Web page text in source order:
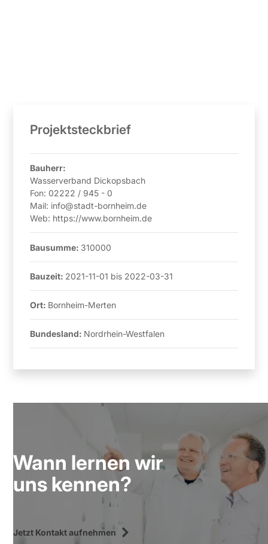
Projektsteckbrief
Bauherr:
Wasserverband Dickopsbach
Fon: 02222 / 945 - 0
Mail: info@stadt-bornheim.de
Web: https://www.bornheim.de
Bausumme: 310000
Bauzeit: 2021-11-01 bis 2022-03-31
Ort: Bornheim-Merten
Bundesland: Nordrhein-Westfalen
Wann lernen wir
uns kennen?
Jetzt Kontakt aufnehmen